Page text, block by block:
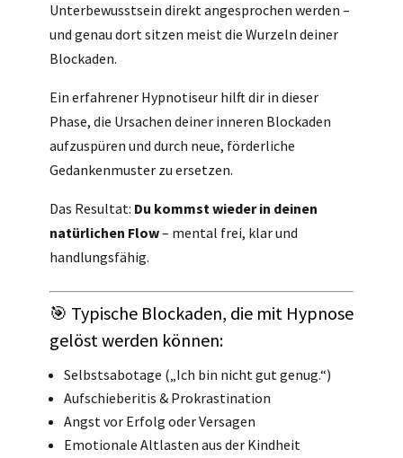
Unterbewusstsein direkt angesprochen werden –
und genau dort sitzen meist die Wurzeln deiner
Blockaden.
Ein erfahrener Hypnotiseur hilft dir in dieser
Phase, die Ursachen deiner inneren Blockaden
aufzuspüren und durch neue, förderliche
Gedankenmuster zu ersetzen.
Das Resultat: Du kommst wieder in deinen
natürlichen Flow– mental frei, klar und
handlungsfähig.
🎯 Typische Blockaden, die mit Hypnose
gelöst werden können:
Selbstsabotage („Ich bin nicht gut genug.“)
Aufschieberitis & Prokrastination
Angst vor Erfolg oder Versagen
Emotionale Altlasten aus der Kindheit